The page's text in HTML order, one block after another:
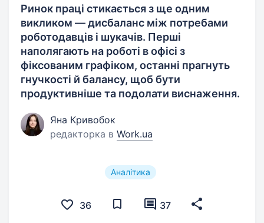
Ринок праці стикається з ще одним
викликом — дисбаланс між потребами
роботодавців і шукачів. Перші
наполягають на роботі в офісі з
фіксованим графіком, останні прагнуть
гнучкості й балансу, щоб бути
продуктивніше та подолати виснаження.
Яна Кривобок
редакторка в Work.ua
Аналітика
36 37